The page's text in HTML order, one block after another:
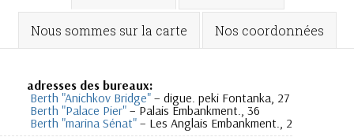
Nous sommes sur la carte Nos coordonnées
adresses des bureaux:
Berth "Anichkov Bridge" – digue. peki Fontanka, 27
Berth "Palace Pier" – Palais Embankment., 36
Berth "marina Sénat" – Les Anglais Embankment., 2